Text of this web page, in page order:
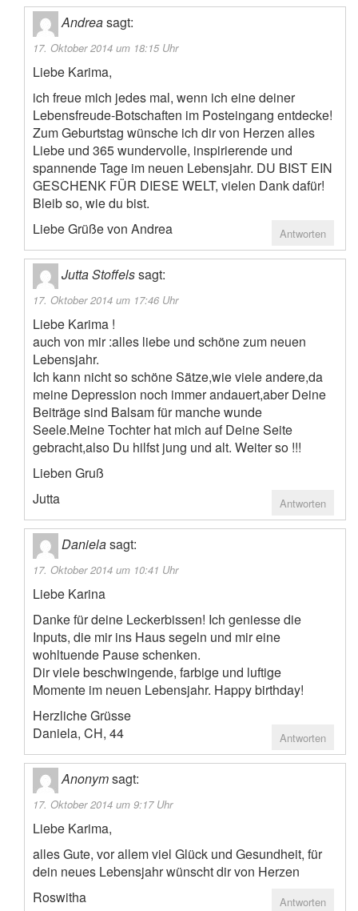
Andreasagt:
17. Oktober 2014 um 18:15 Uhr
Liebe Karima,
ich freue mich jedes mal, wenn ich eine deiner
Lebensfreude-Botschaften im Posteingang entdecke!
Zum Geburtstag wünsche ich dir von Herzen alles
Liebe und 365 wundervolle, inspirierende und
spannende Tage im neuen Lebensjahr. DU BIST EIN
GESCHENK FÜR DIESE WELT, vielen Dank dafür!
Bleib so, wie du bist.
Liebe Grüße von Andrea
Antworten
Jutta Stoffelssagt:
17. Oktober 2014 um 17:46 Uhr
Liebe Karima !
auch von mir :alles liebe und schöne zum neuen
Lebensjahr.
Ich kann nicht so schöne Sätze,wie viele andere,da
meine Depression noch immer andauert,aber Deine
Beiträge sind Balsam für manche wunde
Seele.Meine Tochter hat mich auf Deine Seite
gebracht,also Du hilfst jung und alt. Weiter so !!!
Lieben Gruß
Jutta
Antworten
Danielasagt:
17. Oktober 2014 um 10:41 Uhr
Liebe Karina
Danke für deine Leckerbissen! Ich geniesse die
Inputs, die mir ins Haus segeln und mir eine
wohltuende Pause schenken.
Dir viele beschwingende, farbige und luftige
Momente im neuen Lebensjahr. Happy birthday!
Herzliche Grüsse
Daniela, CH, 44
Antworten
Anonymsagt:
17. Oktober 2014 um 9:17 Uhr
Liebe Karima,
alles Gute, vor allem viel Glück und Gesundheit, für
dein neues Lebensjahr wünscht dir von Herzen
Roswitha
Antworten